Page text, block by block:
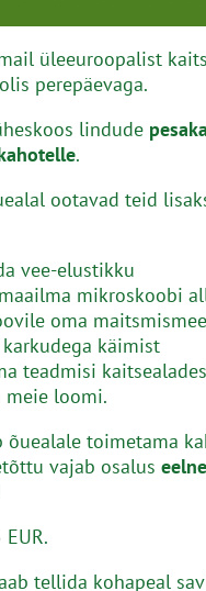
üleeuroopalist
perepäevaga.
lindude
.
ootavad teid
vee-elustikku
mikroskoobi
oma
käimist
teadmisi
meie loomi.
õuealale toimetama
vajab osalus
tellida kohapeal